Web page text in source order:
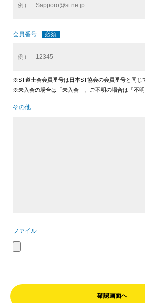
会員番号 必須
※ST道士会会員番号は日本ST協会の会員番号と同じ
※未入会の場合は「未入会」、ご不明の場合は「不明
その他
ファイル